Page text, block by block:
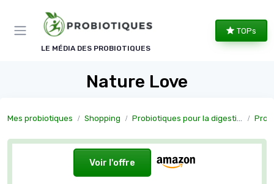
LE MÉDIA DES PROBIOTIQUES
TOPs
Nature Love
Mes probiotiques Shopping Probiotiques pour la digestion
Voir l'offre